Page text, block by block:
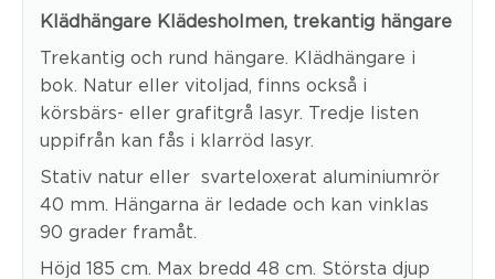
Klädhängare Klädesholmen, trekantig hängare
Trekantig och rund hängare. Klädhängare i
bok. Natur eller vitoljad, finns också i
körsbärs- eller grafitgrå lasyr. Tredje listen
uppifrån kan fås i klarröd lasyr.
Stativ natur eller svarteloxerat aluminiumrör
40 mm. Hängarna är ledade och kan vinklas
90 grader framåt.
Höjd 185 cm. Max bredd 48 cm. Största djup